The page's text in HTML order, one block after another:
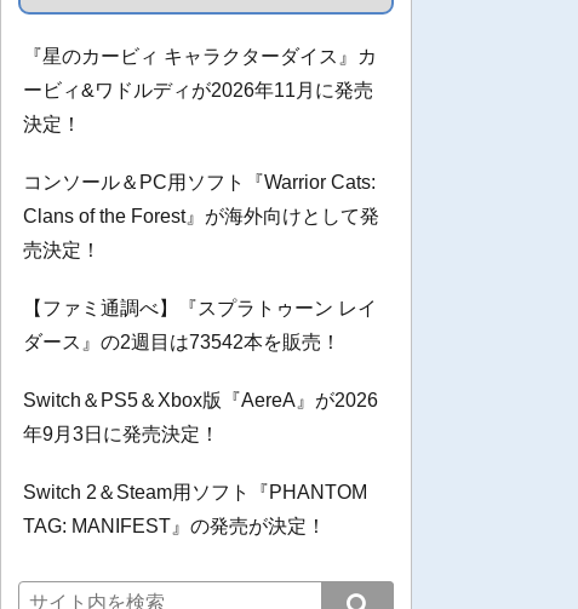
『星のカービィ キャラクターダイス』カ
ービィ&ワドルディが2026年11月に発売
決定！
コンソール＆PC用ソフト『Warrior Cats:
Clans of the Forest』が海外向けとして発
売決定！
【ファミ通調べ】『スプラトゥーン レイ
ダース』の2週目は73542本を販売！
Switch＆PS5＆Xbox版『AereA』が2026
年9月3日に発売決定！
Switch 2＆Steam用ソフト『PHANTOM
TAG: MANIFEST』の発売が決定！